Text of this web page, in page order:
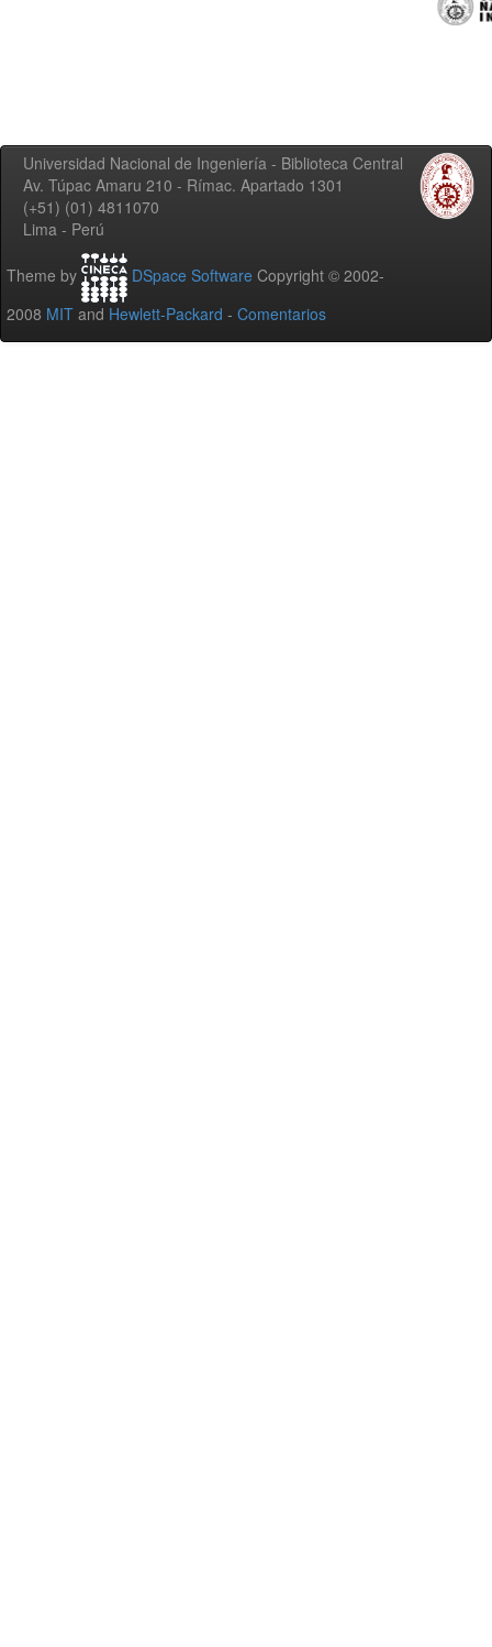
Universidad Nacional de Ingeniería - Biblioteca Central
Av. Túpac Amaru 210 - Rímac. Apartado 1301
(+51) (01) 4811070
Lima - Perú
Theme by DSpace Software Copyright © 2002-
2008 MIT and Hewlett-Packard - Comentarios